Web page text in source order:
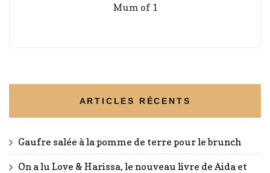
Mum of 1
ARTICLES RÉCENTS
Gaufre salée à la pomme de terre pour le brunch
On a lu Love & Harissa, le nouveau livre de Aida et